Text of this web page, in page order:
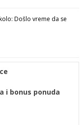
Došlo vreme da se
i bonus ponuda